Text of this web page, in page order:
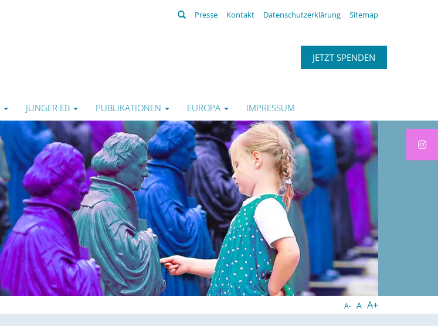
Suchen
Presse Kontakt Datenschutzerklärung Sitemap
JETZT SPENDEN
JUNGER EB PUBLIKATIONEN EUROPA IMPRESSUM
A- A A+